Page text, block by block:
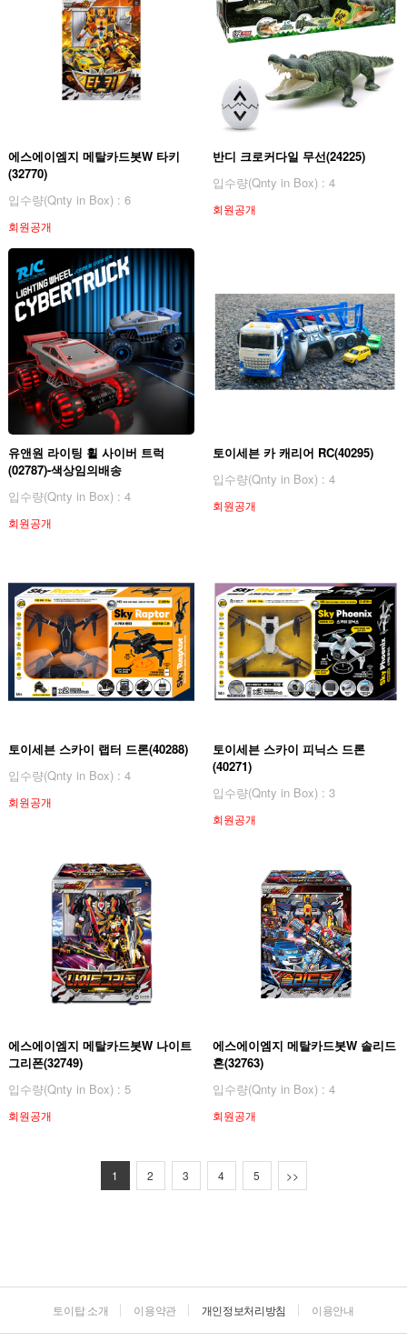
에스에이엠지 메탈카드봇W 타키
(32770)
입수량(Qnty in Box) : 6
회원공개
반디 크로커다일 무선(24225)
입수량(Qnty in Box) : 4
회원공개
유앤원 라이팅 휠 사이버 트럭
(02787)-색상임의배송
입수량(Qnty in Box) : 4
회원공개
토이세븐 카 캐리어 RC(40295)
입수량(Qnty in Box) : 4
회원공개
토이세븐 스카이 랩터 드론(40288)
입수량(Qnty in Box) : 4
회원공개
토이세븐 스카이 피닉스 드론
(40271)
입수량(Qnty in Box) : 3
회원공개
에스에이엠지 메탈카드봇W 나이트
그리폰(32749)
입수량(Qnty in Box) : 5
회원공개
에스에이엠지 메탈카드봇W 솔리드
혼(32763)
입수량(Qnty in Box) : 4
회원공개
1 2 3 4 5 >>
토이탑 소개 이용약관 개인정보처리방침 이용안내